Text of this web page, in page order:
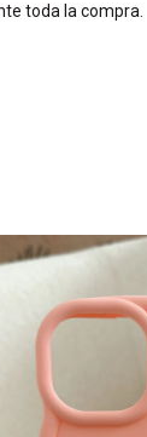
toda la compra.